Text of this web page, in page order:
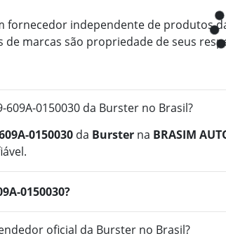
fornecedor independente de produtos
de marcas são propriedade de seus
0150030 da Burster no Brasil?
0150030 da Burster na BRASIM
0150030?
oficial da Burster no Brasil?